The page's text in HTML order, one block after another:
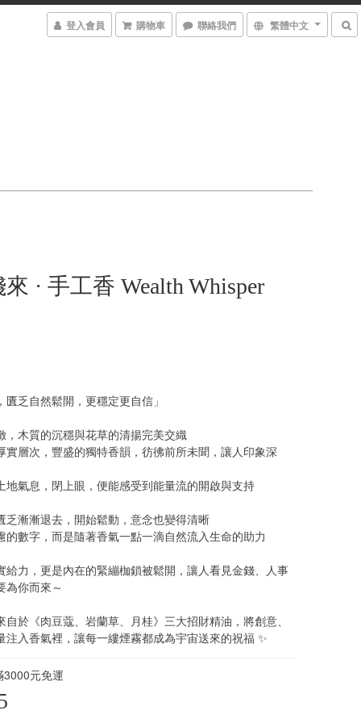
登入會員 購物車 聯絡我們 繁體中文
· 手工香 Wealth Whisper
匱乏自然鬆開，更穩定更自信」
，木質的沉穩與花草的清揚完美交織
實層次，豐盛的獨特香韻，彷彿前所未聞，讓人印象深
地氣息，閉上眼，便能感受到能量流的開啟與支持
乏漸漸退去，開始鬆動，意念也變得清晰
的數字，而是隨著香氣一點一滴自然流入生命的助力
給力，更是內在的緊繃枷鎖被鬆開，讓人看見金錢、人事
為你而來～
於《肉豆蔻、岩蘭草、月桂》三大招財精油，將創意、
注入香氣裡，讓每一縷煙霧都成為宇宙送來的祝福 ✨
3000元免運